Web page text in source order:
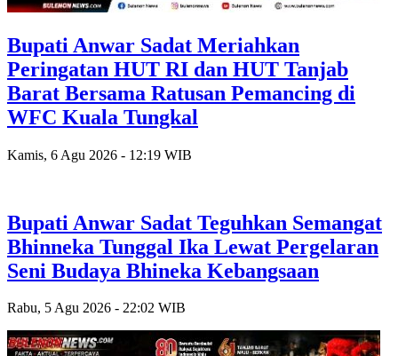
Bupati Anwar Sadat Meriahkan
Peringatan HUT RI dan HUT Tanjab
Barat Bersama Ratusan Pemancing di
WFC Kuala Tungkal
Kamis, 6 Agu 2026 - 12:19 WIB
Bupati Anwar Sadat Teguhkan Semangat
Bhinneka Tunggal Ika Lewat Pergelaran
Seni Budaya Bhineka Kebangsaan
Rabu, 5 Agu 2026 - 22:02 WIB